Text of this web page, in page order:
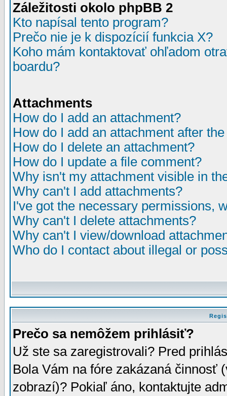
Záležitosti okolo phpBB 2
Kto napísal tento program?
Prečo nie je k dispozícií funkcia X?
Koho mám kontaktovať ohľadom
boardu?
Attachments
How do I add an attachment?
How do I add an attachment after
How do I delete an attachment?
How do I update a file comment?
Why isn't my attachment visible in
Why can't I add attachments?
I've got the necessary permissions,
Why can't I delete attachments?
Why can't I view/download
Who do I contact about illegal or
Prečo sa nemôžem prihlásiť?
Už ste sa zaregistrovali? Pred
Bola Vám na fóre zakázaná činnosť
zobrazí)? Pokiaľ áno, kontaktujte